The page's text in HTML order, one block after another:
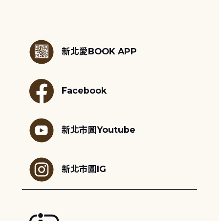
新北愛BOOK APP
Facebook
新北市圖Youtube
新北市圖IG